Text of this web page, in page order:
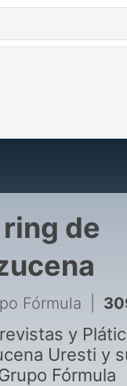
ring de
Fórmula 309 - Federico
y
Uresti y
Fórmula